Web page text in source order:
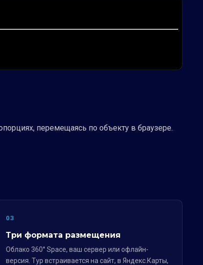
перемещаясь по объекту в браузере.
03
Три формата размещения
Облако 360° Space, ваш сервер или офлайн-
версия. Тур встраивается на сайт, в Яндекс.Карты,